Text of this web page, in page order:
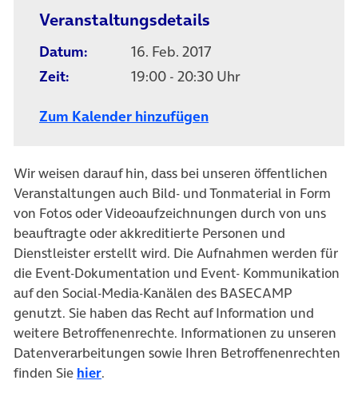
Veranstaltungsdetails
Datum:
16. Feb. 2017
Zeit:
19:00 - 20:30 Uhr
Zum Kalender hinzufügen
Wir weisen darauf hin, dass bei unseren öffentlichen
Veranstaltungen auch Bild- und Tonmaterial in Form
von Fotos oder Videoaufzeichnungen durch von uns
beauftragte oder akkreditierte Personen und
Dienstleister erstellt wird. Die Aufnahmen werden für
die Event-Dokumentation und Event- Kommunikation
auf den Social-Media-Kanälen des BASECAMP
genutzt. Sie haben das Recht auf Information und
weitere Betroffenenrechte. Informationen zu unseren
Datenverarbeitungen sowie Ihren Betroffenenrechten
finden Sie hier.